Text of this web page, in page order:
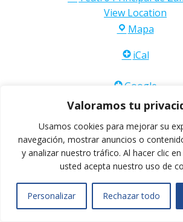
Valoramos tu
Usamos cookies para mejorar su
navegación, mostrar anuncios o
y analizar nuestro tráfico. Al hacer clic
usted acepta nuestro uso de
Personalizar Rechazar todo
View Location
Mapa
iCal
Google
Ver
© 2026 . Created for free using